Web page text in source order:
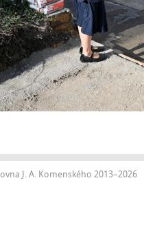
J. A. Komenského 2013–2026